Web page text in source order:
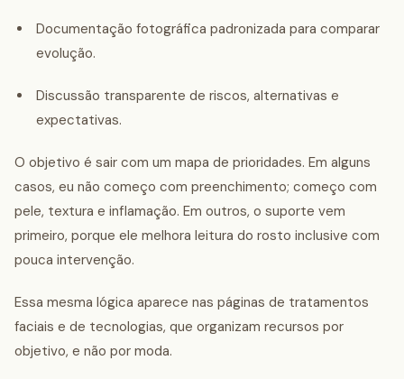
Documentação fotográfica padronizada para comparar
evolução.
Discussão transparente de riscos, alternativas e
expectativas.
O objetivo é sair com um mapa de prioridades. Em alguns
casos, eu não começo com preenchimento; começo com
pele, textura e inflamação. Em outros, o suporte vem
primeiro, porque ele melhora leitura do rosto inclusive com
pouca intervenção.
Essa mesma lógica aparece nas páginas de tratamentos
faciais e de tecnologias, que organizam recursos por
objetivo, e não por moda.